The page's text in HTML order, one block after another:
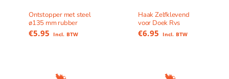
Ontstopper met steel
ø135 mm rubber
€5.95 Incl. BTW
Haak Zelfklevend
voor Doek Rvs
€6.95 Incl. BTW